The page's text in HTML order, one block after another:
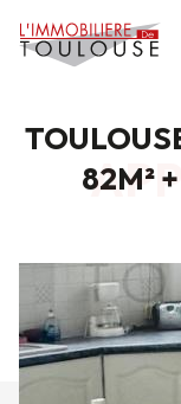
82M²